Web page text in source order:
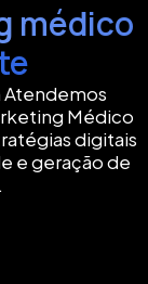
médico
Atendemos
Médico
digitais
e geração de